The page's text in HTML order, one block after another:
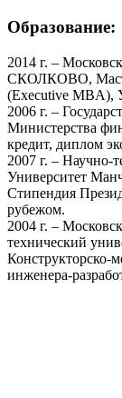
Образование:
2014 г. –
СКОЛКОВО,
(Executive MBA),
2006 г. –
Министерства
кредит, диплом
2007 г. – Научно-
Университет
Стипендия
рубежом.
2004 г. –
технический
Конструкторско-
инженера-